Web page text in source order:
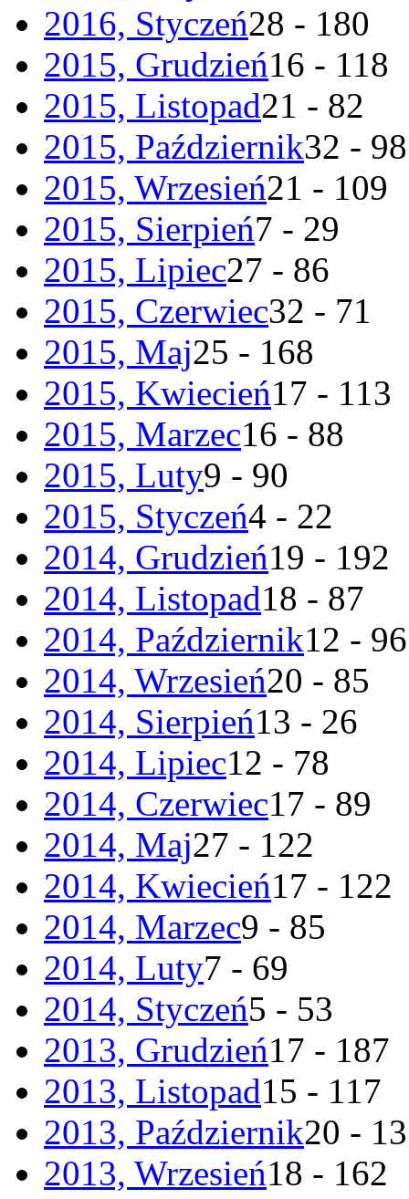
2016, Styczeń28 - 180
2015, Grudzień16 - 118
2015, Listopad21 - 82
2015, Październik32 - 98
2015, Wrzesień21 - 109
2015, Sierpień7 - 29
2015, Lipiec27 - 86
2015, Czerwiec32 - 71
2015, Maj25 - 168
2015, Kwiecień17 - 113
2015, Marzec16 - 88
2015, Luty9 - 90
2015, Styczeń4 - 22
2014, Grudzień19 - 192
2014, Listopad18 - 87
2014, Październik12 - 96
2014, Wrzesień20 - 85
2014, Sierpień13 - 26
2014, Lipiec12 - 78
2014, Czerwiec17 - 89
2014, Maj27 - 122
2014, Kwiecień17 - 122
2014, Marzec9 - 85
2014, Luty7 - 69
2014, Styczeń5 - 53
2013, Grudzień17 - 187
2013, Listopad15 - 117
2013, Październik20 -
2013, Wrzesień18 - 162